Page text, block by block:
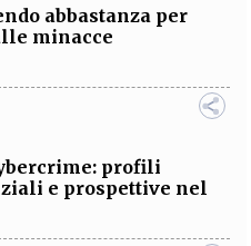
abbastanza per
minacce
profili
e prospettive nel